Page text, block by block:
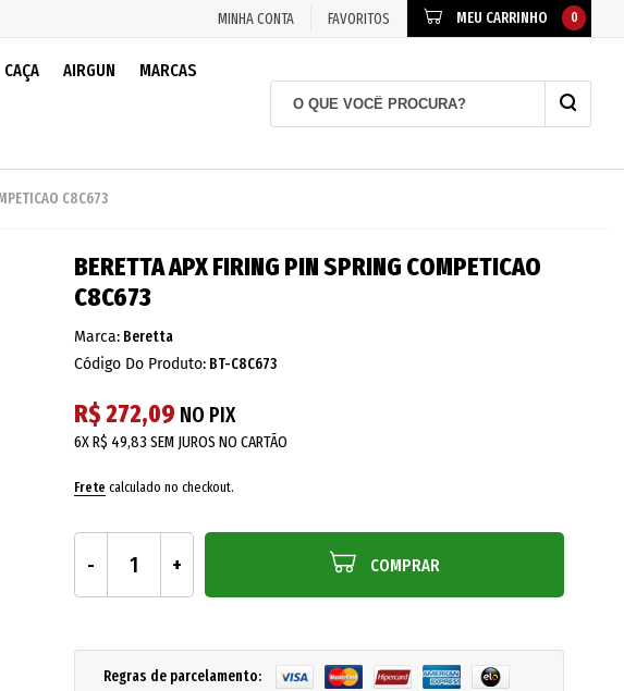
MINHA CONTA FAVORITOS MEU CARRINHO 0
CAÇA AIRGUN MARCAS
C8C673
BERETTA APX FIRING PIN SPRING COMPETICAO
C8C673
Marca: Beretta
Código Do Produto: BT-C8C673
R$ 272,09 NO PIX
6XR$ 49,83 SEM JUROS NO CARTÃO
Frete calculado no checkout.
COMPRAR
Regras de parcelamento: